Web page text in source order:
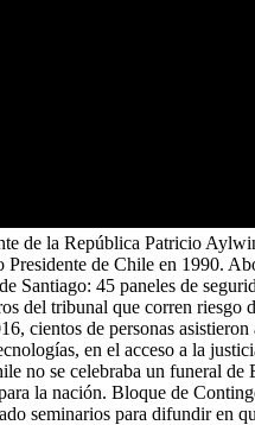
de la República Patricio
de Chile en 1990.
Santiago: 45 paneles de
del tribunal que corren
cientos de personas
en el acceso a la
no se celebraba un funeral
la nación. Bloque de
seminarios para difundir en